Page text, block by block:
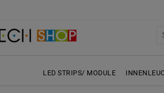
LED STRIPS/ MODULE